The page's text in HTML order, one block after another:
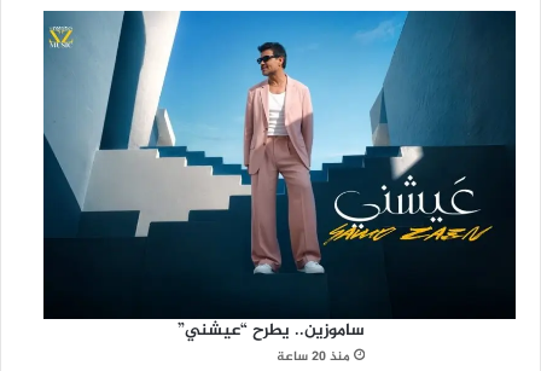
ساموزين.. يطرح “عيشني”
منذ 20 ساعة